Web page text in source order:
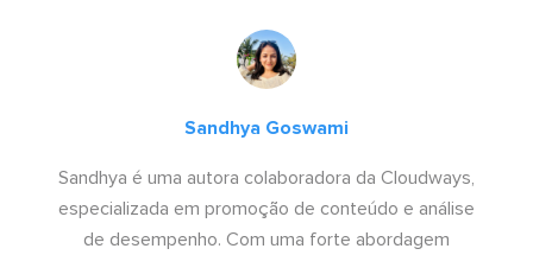
Sandhya Goswami
Sandhya é uma autora colaboradora da Cloudways,
especializada em promoção de conteúdo e análise
de desempenho. Com uma forte abordagem